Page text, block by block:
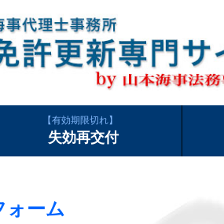
有効期限切れ
失効再交付
ォーム